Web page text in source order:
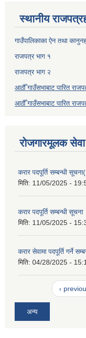
स्थानीय
गाउँपालिकाका ऐन तथा
राजपत्र भाग १
राजपत्र भाग २
आठौँ गाउँसभाबाट पारित
आठौँ गाउँसभाबाट पारित
रोजगारमूलक सेवा
करार पदपूर्ति सम्बन्धी
मिति: 11/05/2025 -
करार पदपूर्ति सम्बन्धी सूचना
मिति: 11/05/2025 -
करार सेवामा पदपूर्ति गर्ने
मिति: 04/28/2025 -
‹
अन्य